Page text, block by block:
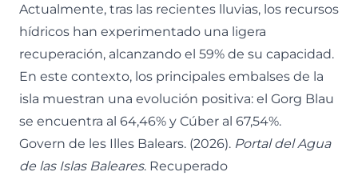
Actualmente, tras las recientes lluvias, los recursos
hídricos han experimentado una ligera
recuperación, alcanzando el 59% de su capacidad.
En este contexto, los principales embalses de la
isla muestran una evolución positiva: el Gorg Blau
se encuentra al 64,46% y Cúber al 67,54%.
Govern de les Illes Balears. (2026). Portal del Agua
de las Islas Baleares. Recuperado